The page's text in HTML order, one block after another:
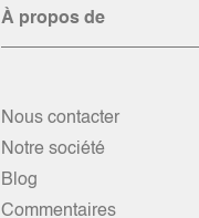
À propos de
Nous contacter
Notre société
Blog
Commentaires